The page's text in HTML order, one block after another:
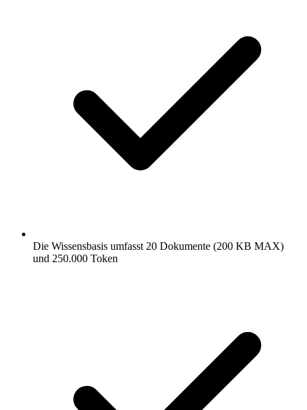
Die Wissensbasis umfasst 20 Dokumente (200 KB MAX)
und 250.000 Token